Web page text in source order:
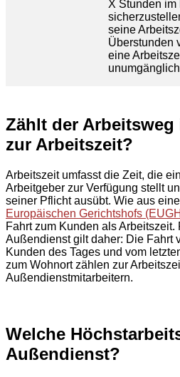
X Stunden im
seine
Überstunden
eine
Zählt der
zur Arbeitszeit?
Arbeitszeit umfasst die Zeit, die
Arbeitgeber zur Verfügung stellt
seiner Pflicht ausübt. Wie aus
Europäischen Gerichtshofs
Fahrt zum Kunden als Arbeitszeit.
Außendienst gilt daher: Die Fahrt
Kunden des Tages und vom
zum Wohnort zählen zur
Außendienstmitarbeitern.
Welche
Außendienst?